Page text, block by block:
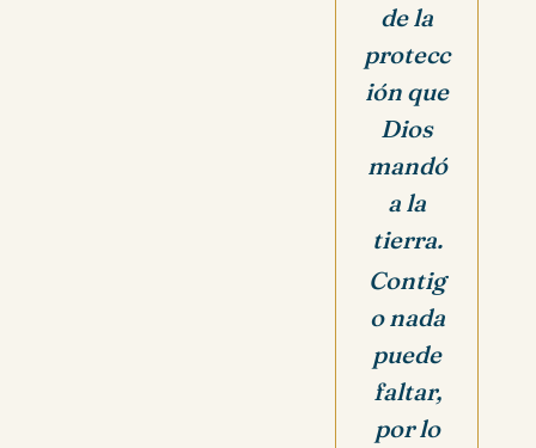
de la
protecc
ión que
Dios
mandó
a la
tierra.
Contig
o nada
puede
faltar,
por lo